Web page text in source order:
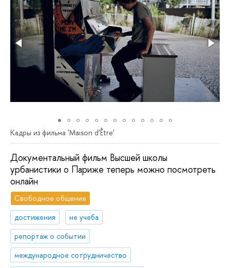
Кадры из фильма ‘Мaison d’Être’
Документальный фильм Высшей школы
урбанистики о Париже теперь можно посмотреть
онлайн
Свободное общение
достижения
не учеба
репортаж о событии
международное сотрудничество